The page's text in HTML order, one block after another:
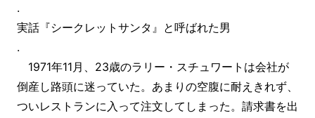
.
実話『シークレットサンタ』と呼ばれた男
.
1971年11月、23歳のラリー・スチュワートは会社が
倒産し路頭に迷っていた。あまりの空腹に耐えきれず、
ついレストランに入って注文してしまった。請求書を出